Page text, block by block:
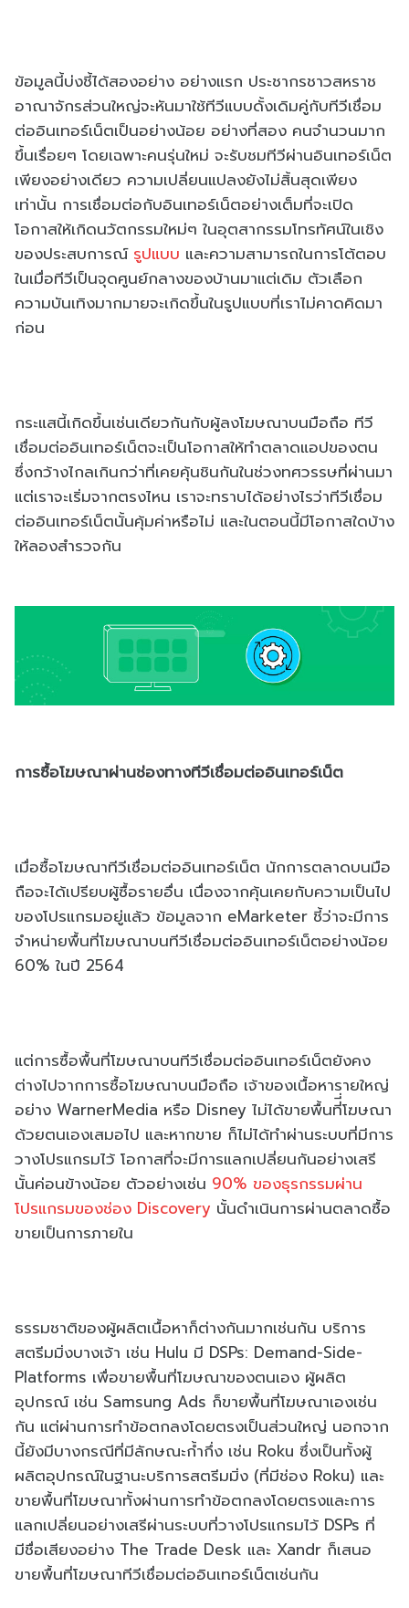
ข้อมูลนี้บ่งชี้ได้สองอย่าง อย่างแรก ประชากรชาวสหราช
อาณาจักรส่วนใหญ่จะหันมาใช้ทีวีแบบดั้งเดิมคู่กับทีวีเชื่อม
ต่ออินเทอร์เน็ตเป็นอย่างน้อย อย่างที่สอง คนจำนวนมาก
ขึ้นเรื่อยๆ โดยเฉพาะคนรุ่นใหม่ จะรับชมทีวีผ่านอินเทอร์เน็ต
เพียงอย่างเดียว ความเปลี่ยนแปลงยังไม่สิ้นสุดเพียง
เท่านั้น การเชื่อมต่อกับอินเทอร์เน็ตอย่างเต็มที่จะเปิด
โอกาสให้เกิดนวัตกรรมใหม่ๆ ในอุตสากรรมโทรทัศน์ในเชิง
ของประสบการณ์ รูปแบบ และความสามารถในการโต้ตอบ
ในเมื่อทีวีเป็นจุดศูนย์กลางของบ้านมาแต่เดิม ตัวเลือก
ความบันเทิงมากมายจะเกิดขึ้นในรูปแบบที่เราไม่คาดคิดมา
ก่อน
กระแสนี้เกิดขึ้นเช่นเดียวกันกับผู้ลงโฆษณาบนมือถือ ทีวี
เชื่อมต่ออินเทอร์เน็ตจะเป็นโอกาสให้ทำตลาดแอปของตน
ซึ่งกว้างไกลเกินกว่าที่เคยคุ้นชินกันในช่วงทศวรรษที่ผ่านมา
แต่เราจะเริ่มจากตรงไหน เราจะทราบได้อย่างไรว่าทีวีเชื่อม
ต่ออินเทอร์เน็ตนั้นคุ้มค่าหรือไม่ และในตอนนี้มีโอกาสใดบ้าง
ให้ลองสำรวจกัน
การซื้อโฆษณาผ่านช่องทางทีวีเชื่อมต่ออินเทอร์เน็ต
เมื่อซื้อโฆษณาทีวีเชื่อมต่ออินเทอร์เน็ต นักการตลาดบนมือ
ถือจะได้เปรียบผู้ซื้อรายอื่น เนื่องจากคุ้นเคยกับความเป็นไป
ของโปรแกรมอยู่แล้ว ข้อมูลจาก eMarketer ชี้ว่าจะมีการ
จำหน่ายพื้นที่โฆษณาบนทีวีเชื่อมต่ออินเทอร์เน็ตอย่างน้อย
60% ในปี 2564
แต่การซื้อพื้นที่โฆษณาบนทีวีเชื่อมต่ออินเทอร์เน็ตยังคง
ต่างไปจากการซื้อโฆษณาบนมือถือ เจ้าของเนื้อหารายใหญ่
อย่าง WarnerMedia หรือ Disney ไม่ได้ขายพื้นที่ี่โฆษณา
ด้วยตนเองเสมอไป และหากขาย ก็ไม่ได้ทำผ่านระบบที่มีการ
วางโปรแกรมไว้ โอกาสที่จะมีการแลกเปลี่ยนกันอย่างเสรี
นั้นค่อนข้างน้อย ตัวอย่างเช่น 90% ของธุรกรรมผ่าน
โปรแกรมของช่อง Discovery นั้นดำเนินการผ่านตลาดซื้อ
ขายเป็นการภายใน
ธรรมชาติของผู้ผลิตเนื้อหาก็ต่างกันมากเช่นกัน บริการ
สตรีมมิ่งบางเจ้า เช่น Hulu มี DSPs: Demand-Side-
Platforms เพื่อขายพื้นที่โฆษณาของตนเอง ผู้ผลิต
อุปกรณ์ เช่น Samsung Ads ก็ขายพื้นที่โฆษณาเองเช่น
กัน แต่ผ่านการทำข้อตกลงโดยตรงเป็นส่วนใหญ่ นอกจาก
นี้ยังมีบางกรณีที่มีลักษณะก้ำกึ่ง เช่น Roku ซึ่งเป็นทั้งผู้
ผลิตอุปกรณ์ในฐานะบริการสตรีมมิ่ง (ที่มีช่อง Roku) และ
ขายพื้นที่โฆษณาทั้งผ่านการทำข้อตกลงโดยตรงและการ
แลกเปลี่ยนอย่างเสรีผ่านระบบที่วางโปรแกรมไว้ DSPs ที่
มีชื่อเสียงอย่าง The Trade Desk และ Xandr ก็เสนอ
ขายพื้นที่โฆษณาทีวีเชื่อมต่ออินเทอร์เน็ตเช่นกัน